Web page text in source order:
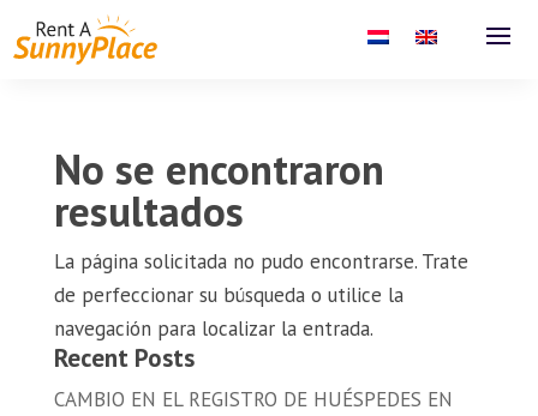
No se encontraron
resultados
La página solicitada no pudo encontrarse. Trate
de perfeccionar su búsqueda o utilice la
navegación para localizar la entrada.
Recent Posts
CAMBIO EN EL REGISTRO DE HUÉSPEDES EN